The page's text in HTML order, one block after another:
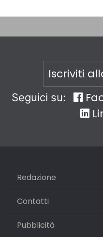
Iscriviti
Seguici su:
Redazione
Contatti
Pubblicità